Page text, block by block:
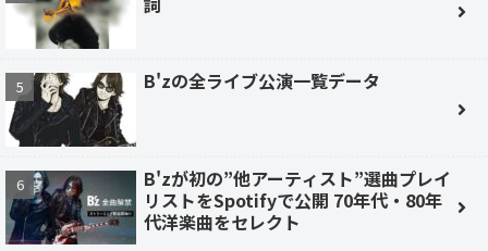
B'zの全ライブ公演一覧データ
B'zが初の”他アーティスト”選曲プレイ
リストをSpotifyで公開 70年代・80年
代洋楽曲をセレクト